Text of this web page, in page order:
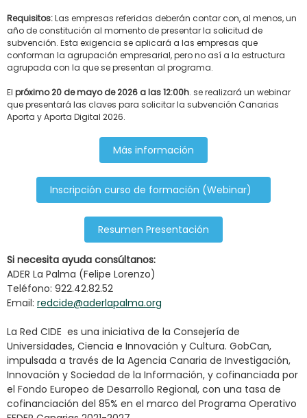
Requisitos:Las empresas referidas deberán contar con, al menos, un
año de constitución al momento de presentar la solicitud de
subvención. Esta exigencia se aplicará a las empresas que
conforman la agrupación empresarial, pero no así a la estructura
agrupada con la que se presentan al programa.
El próximo 20 de mayo de 2026 a las 12:00h. se realizará un webinar
que presentará las claves para solicitar la subvención Canarias
Aporta y Aporta Digital 2026.
Más información
Inscripción curso de formación (Webinar)
Resumen Presentación
Si necesita ayuda consúltanos:
ADER La Palma (Felipe Lorenzo)
Teléfono: 922.42.82.52
Email: redcide@aderlapalma.org
La Red CIDE es una iniciativa de la Consejería de
Universidades, Ciencia e Innovación y Cultura. GobCan,
impulsada a través de la Agencia Canaria de Investigación,
Innovación y Sociedad de la Información, y cofinanciada por
el Fondo Europeo de Desarrollo Regional, con una tasa de
cofinanciación del 85% en el marco del Programa Operativo